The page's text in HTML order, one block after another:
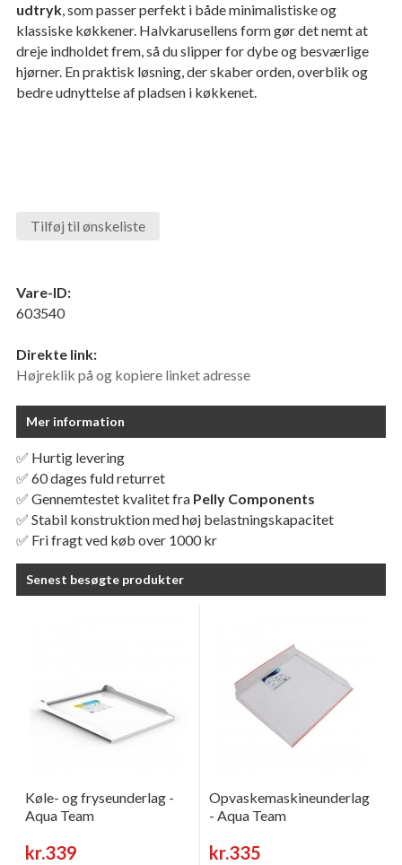
udtryk, som passer perfekt i både minimalistiske og
klassiske køkkener. Halvkarusellens form gør det nemt at
dreje indholdet frem, så du slipper for dybe og besværlige
hjørner. En praktisk løsning, der skaber orden, overblik og
bedre udnyttelse af pladsen i køkkenet.
Tilføj til ønskeliste
Vare-ID:
603540
Direkte link:
Højreklik på og kopiere linket adresse
Mer information
✅ Hurtig levering
✅ 60 dages fuld returret
✅ Gennemtestet kvalitet fra Pelly Components
✅ Stabil konstruktion med høj belastningskapacitet
✅ Fri fragt ved køb over 1000 kr
Senest besøgte produkter
Køle- og fryseunderlag -
Aqua Team
kr.339
Opvaskemaskineunderlag
- Aqua Team
kr.335